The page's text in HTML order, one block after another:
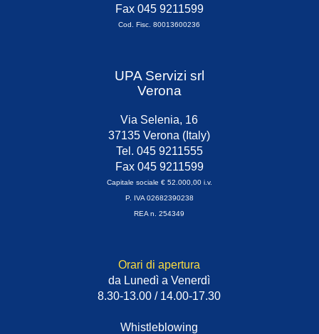
Fax 045 9211599
Cod. Fisc. 80013600236
UPA Servizi srl
Verona
Via Selenia, 16
37135 Verona (Italy)
Tel. 045 9211555
Fax 045 9211599
Capitale sociale € 52.000,00 i.v.
P. IVA 02682390238
REA n. 254349
Orari di apertura
da Lunedì a Venerdì
8.30-13.00 / 14.00-17.30
Whistleblowing